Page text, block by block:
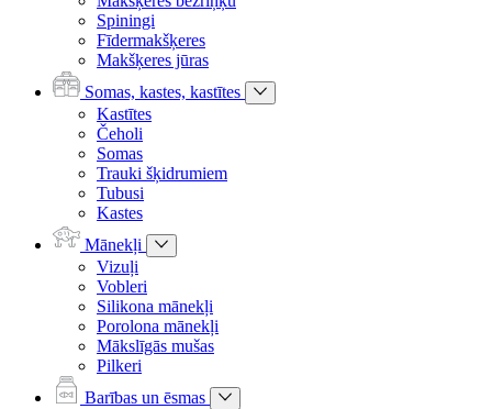
Spiningi
Fīdermakšķeres
Makšķeres jūras
Somas, kastes, kastītes
Kastītes
Čeholi
Somas
Trauki šķidrumiem
Tubusi
Kastes
Mānekļi
Vizuļi
Vobleri
Silikona mānekļi
Porolona mānekļi
Mākslīgās mušas
Pilkeri
Barības un ēsmas